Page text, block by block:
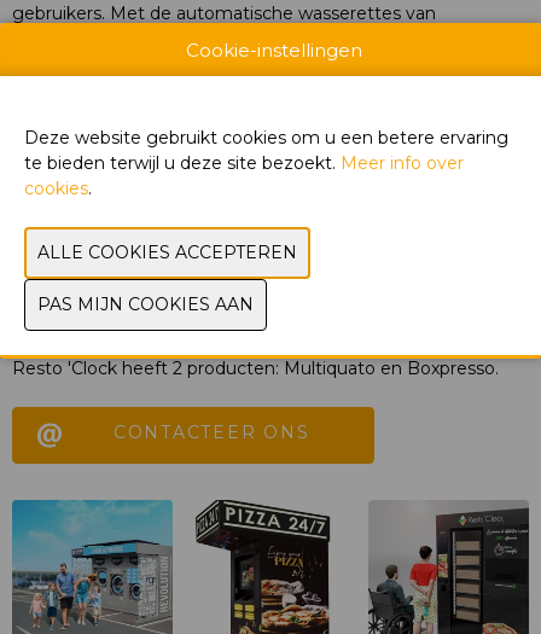
gebruikers. Met de automatische wasserettes van
Revolution Laundry kunt u een grote verscheidenheid aan
wasgoed onderhouden (dekbedden, kussens, plaids, kussens,
machines te garanderen.
RESTO' CLOCK
Resto'Clock biedt een assortiment pizza verkoopautomaten
Dankzij de technologische innovatie Ovenbox kan je je
klanten tot 8 grote knapperige en smakelijke pizza's
Resto 'Clock heeft 2 producten: Multiquato en Boxpresso.
CONTACTEER ONS
Cookie-instellingen
Deze website gebruikt cookies om u een betere ervaring
te bieden terwijl u deze site bezoekt. Meer info over
cookies.